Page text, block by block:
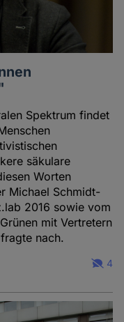
Spektrum findet
säkulare
Worten
Michael Schmidt-
2016 sowie vom
mit Vertretern
nach.
4